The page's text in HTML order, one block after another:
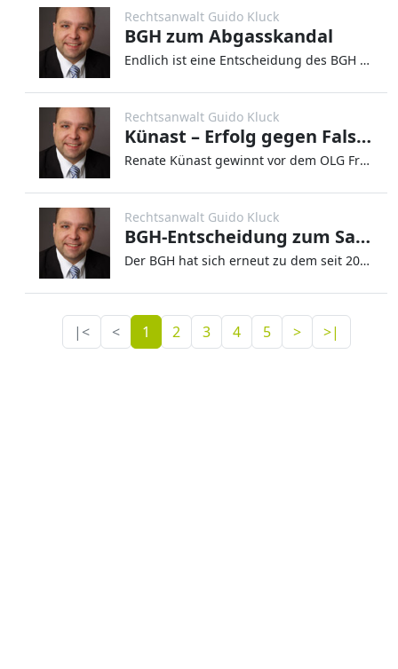
Rechtsanwalt Guido Kluck
BGH zum Abgasskandal
Endlich ist eine Entscheidung des BGH zum Abgasskandal in Sicht (Az.: VI ZR 252/19). Bisher gab es keine höchstrichterli
Rechtsanwalt Guido Kluck
Künast – Erfolg gegen Falschzitat
Renate Künast gewinnt vor dem OLG Frankfurt (Beschl. v. 16.04.2020 – 16 U 9/20) gegen einen Blogger, der ihr ein Zitat i
Rechtsanwalt Guido Kluck
BGH-Entscheidung zum Sampling
Der BGH hat sich erneut zu dem seit 2004 vor Gericht anhängigen Rechtsstreit zwischen Moses Pelham und Kraftwerk über da
|< < 1 2 3 4 5 > >|